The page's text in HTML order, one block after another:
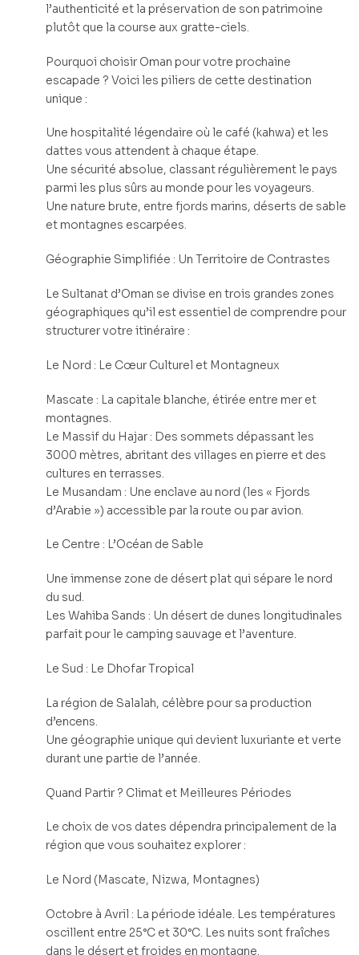
l’authenticité et la préservation de son patrimoine
plutôt que la course aux gratte-ciels.
Pourquoi choisir Oman pour votre prochaine
escapade ? Voici les piliers de cette destination
unique :
Une hospitalité légendaire où le café (kahwa) et les
dattes vous attendent à chaque étape.
Une sécurité absolue, classant régulièrement le pays
parmi les plus sûrs au monde pour les voyageurs.
Une nature brute, entre fjords marins, déserts de sable
et montagnes escarpées.
Géographie Simplifiée : Un Territoire de Contrastes
Le Sultanat d’Oman se divise en trois grandes zones
géographiques qu’il est essentiel de comprendre pour
structurer votre itinéraire :
Le Nord : Le Cœur Culturel et Montagneux
Mascate : La capitale blanche, étirée entre mer et
montagnes.
Le Massif du Hajar : Des sommets dépassant les
3000 mètres, abritant des villages en pierre et des
cultures en terrasses.
Le Musandam : Une enclave au nord (les « Fjords
d’Arabie ») accessible par la route ou par avion.
Le Centre : L’Océan de Sable
Une immense zone de désert plat qui sépare le nord
du sud.
Les Wahiba Sands : Un désert de dunes longitudinales
parfait pour le camping sauvage et l’aventure.
Le Sud : Le Dhofar Tropical
La région de Salalah, célèbre pour sa production
d’encens.
Une géographie unique qui devient luxuriante et verte
durant une partie de l’année.
Quand Partir ? Climat et Meilleures Périodes
Le choix de vos dates dépendra principalement de la
région que vous souhaitez explorer :
Le Nord (Mascate, Nizwa, Montagnes)
Octobre à Avril : La période idéale. Les températures
oscillent entre 25°C et 30°C. Les nuits sont fraîches
dans le désert et froides en montagne.